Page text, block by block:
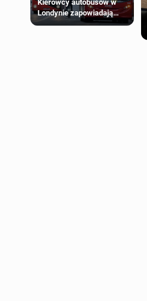
Kierowcy autobusów w
Londynie zapowiadają
strajki